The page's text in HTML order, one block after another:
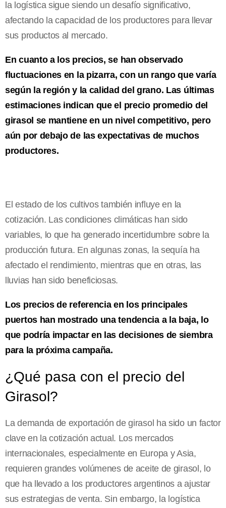
la logística sigue siendo un desafío significativo,
afectando la capacidad de los productores para llevar
sus productos al mercado.
En cuanto a los precios, se han observado
fluctuaciones en la pizarra, con un rango que varía
según la región y la calidad del grano. Las últimas
estimaciones indican que el precio promedio del
girasol se mantiene en un nivel competitivo, pero
aún por debajo de las expectativas de muchos
productores.
El estado de los cultivos también influye en la
cotización. Las condiciones climáticas han sido
variables, lo que ha generado incertidumbre sobre la
producción futura. En algunas zonas, la sequía ha
afectado el rendimiento, mientras que en otras, las
lluvias han sido beneficiosas.
Los precios de referencia en los principales
puertos han mostrado una tendencia a la baja, lo
que podría impactar en las decisiones de siembra
para la próxima campaña.
¿Qué pasa con el precio del
Girasol?
La demanda de exportación de girasol ha sido un factor
clave en la cotización actual. Los mercados
internacionales, especialmente en Europa y Asia,
requieren grandes volúmenes de aceite de girasol, lo
que ha llevado a los productores argentinos a ajustar
sus estrategias de venta. Sin embargo, la logística